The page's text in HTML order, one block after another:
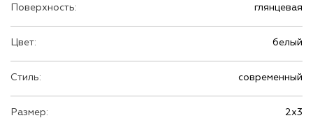
Поверхность: глянцевая
Цвет: белый
Стиль: современный
Размер: 2х3